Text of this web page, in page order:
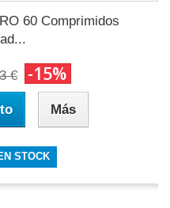
60 Comprimidos
€ -15%
Más
STOCK